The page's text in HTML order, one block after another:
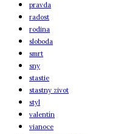
pravda
radost
rodina
sloboda
smrt
sny
stastie
stastny zivot
styl
valentín
vianoce